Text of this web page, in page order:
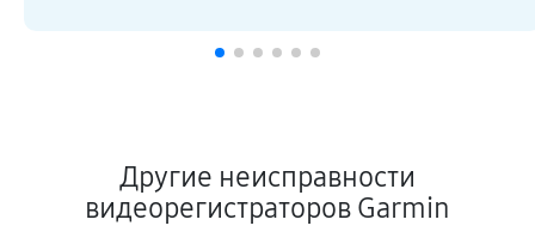
Другие неисправности
видеорегистраторов Garmin